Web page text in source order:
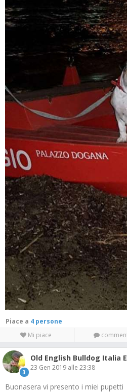
Piace a
4 persone
Mi piace
3
Old English Bulldog Italia
23 Gen 2019 alle 23:38
Buonasera vi presento i miei pupetti